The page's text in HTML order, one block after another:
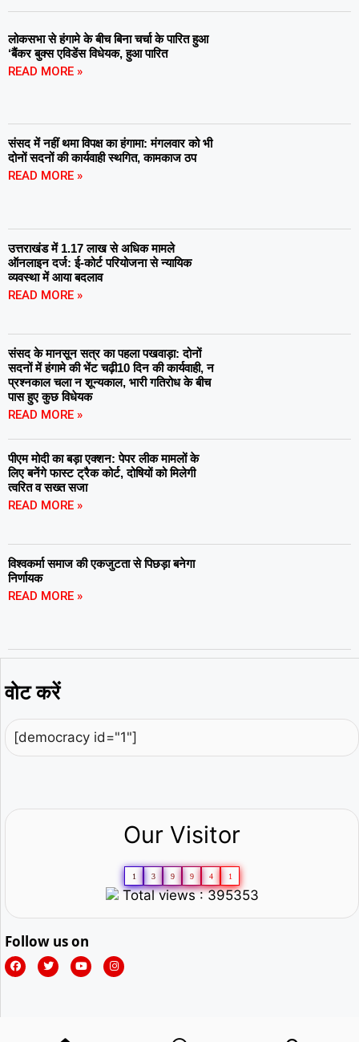
लोकसभा से हंगामे के बीच बिना चर्चा के पारित हुआ
‘बैंकर बुक्स एविडेंस विधेयक, हुआ पारित
READ MORE »
संसद में नहीं थमा विपक्ष का हंगामा: मंगलवार को भी
दोनों सदनों की कार्यवाही स्थगित, कामकाज ठप
READ MORE »
उत्तराखंड में 1.17 लाख से अधिक मामले
ऑनलाइन दर्ज: ई-कोर्ट परियोजना से न्यायिक
व्यवस्था में आया बदलाव
READ MORE »
संसद के मानसून सत्र का पहला पखवाड़ा: दोनों
सदनों में हंगामे की भेंट चढ़ी10 दिन की कार्यवाही, न
प्रश्नकाल चला न शून्यकाल, भारी गतिरोध के बीच
पास हुए कुछ विधेयक
READ MORE »
पीएम मोदी का बड़ा एक्शन: पेपर लीक मामलों के
लिए बनेंगे फास्ट ट्रैक कोर्ट, दोषियों को मिलेगी
त्वरित व सख्त सजा
READ MORE »
विश्वकर्मा समाज की एकजुटता से पिछड़ा बनेगा
निर्णायक
READ MORE »
वोट करें
[democracy id="1"]
Our Visitor
1 3 9 9 4 1
Total views : 395353
Follow us on